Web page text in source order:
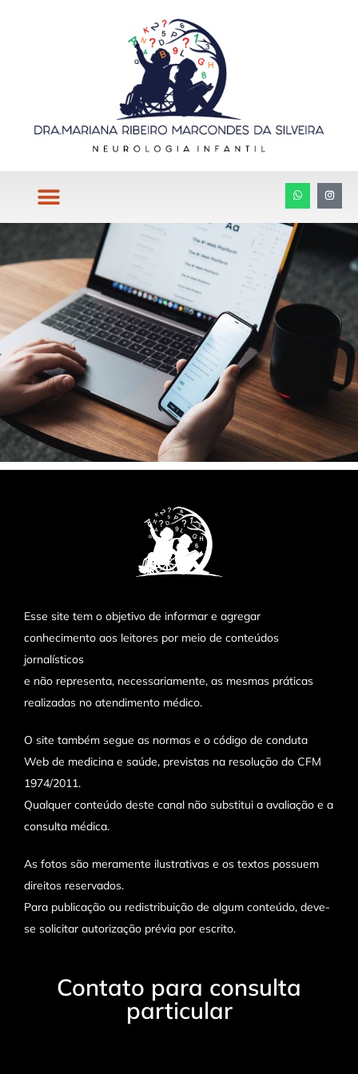
Esse site tem o objetivo de informar e agregar
conhecimento aos leitores por meio de conteúdos
jornalísticos
e não representa, necessariamente, as mesmas práticas
realizadas no atendimento médico.
O site também segue as normas e o código de conduta
Web de medicina e saúde, previstas na resolução do CFM
1974/2011.
Qualquer conteúdo deste canal não substitui a avaliação e a
consulta médica.
As fotos são meramente ilustrativas e os textos possuem
direitos reservados.
Para publicação ou redistribuição de algum conteúdo, deve-
se solicitar autorização prévia por escrito.
Contato para consulta
particular